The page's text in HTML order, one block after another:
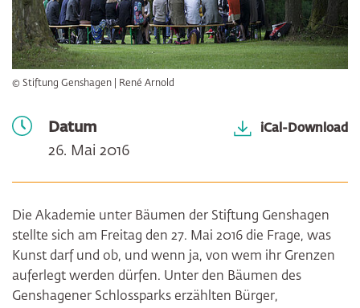
© Stiftung Genshagen | René Arnold
Datum
26. Mai 2016
iCal-Download
Die Akademie unter Bäumen der Stiftung Genshagen
stellte sich am Freitag den 27. Mai 2016 die Frage, was
Kunst darf und ob, und wenn ja, von wem ihr Grenzen
auferlegt werden dürfen. Unter den Bäumen des
Genshagener Schlossparks erzählten Bürger,